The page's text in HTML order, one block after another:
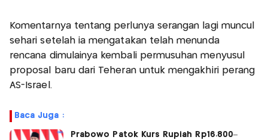
Komentarnya tentang perlunya serangan lagi muncul
sehari setelah ia mengatakan telah menunda
rencana dimulainya kembali permusuhan menyusul
proposal baru dari Teheran untuk mengakhiri perang
AS-Israel.
Baca Juga :
Prabowo Patok Kurs Rupiah Rp16.800–